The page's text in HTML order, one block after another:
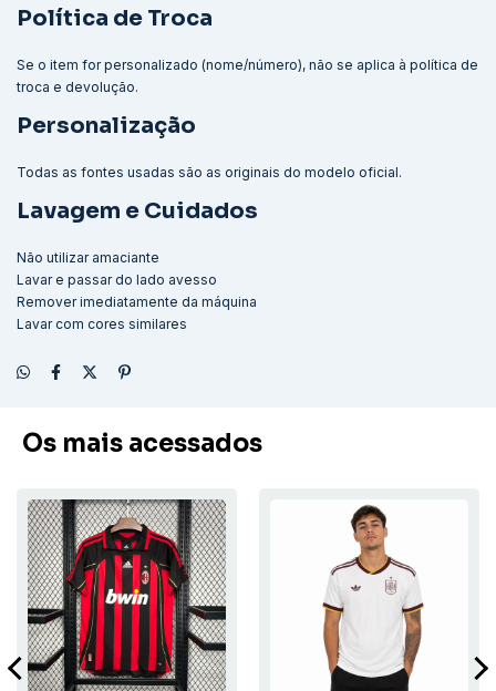
Política de Troca
Se o item for personalizado (nome/número), não se aplica à política de
troca e devolução.
Personalização
Todas as fontes usadas são as originais do modelo oficial.
Lavagem e Cuidados
Não utilizar amaciante
Lavar e passar do lado avesso
Remover imediatamente da máquina
Lavar com cores similares
Os mais acessados